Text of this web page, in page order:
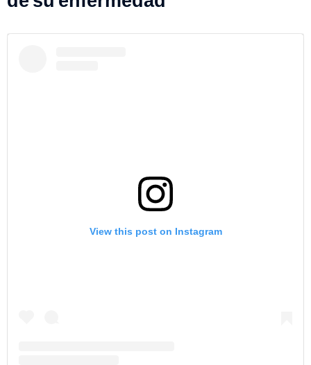
View this post on Instagram